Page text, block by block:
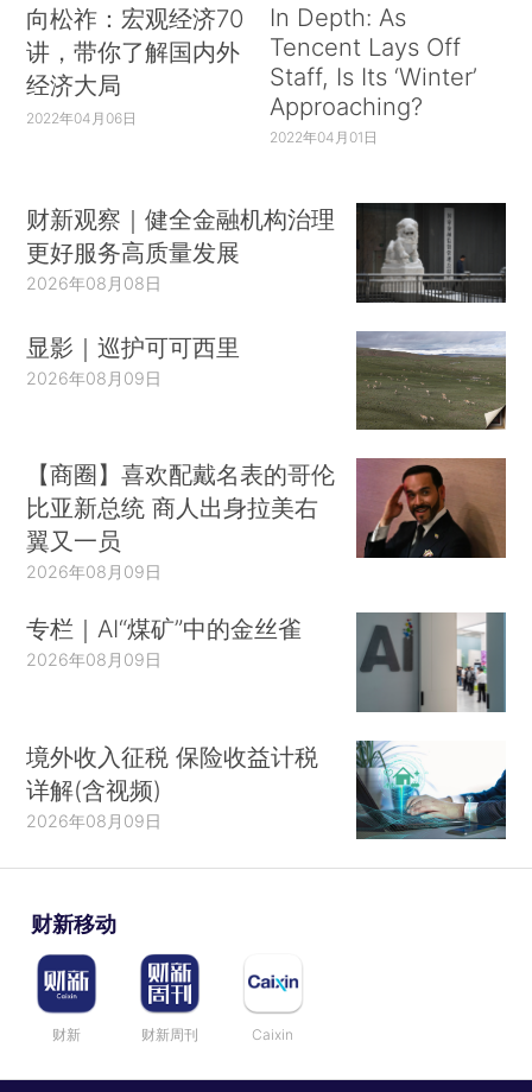
向松祚：宏观经济70
讲，带你了解国内外
经济大局
2022年04月06日
In Depth: As
Tencent Lays Off
Staff, Is Its ‘Winter’
Approaching?
2022年04月01日
财新观察｜健全金融机构治理
更好服务高质量发展
2026年08月08日
显影｜巡护可可西里
2026年08月09日
【商圈】喜欢配戴名表的哥伦
比亚新总统 商人出身拉美右
翼又一员
2026年08月09日
专栏｜AI“煤矿”中的金丝雀
2026年08月09日
境外收入征税 保险收益计税
详解(含视频)
2026年08月09日
财新移动
财新 财新周刊 Caixin